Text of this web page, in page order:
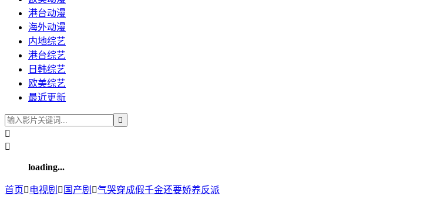
港台动漫
海外动漫
内地综艺
港台综艺
日韩综艺
欧美综艺
最近更新



loading...
首页 电视剧  国产剧 气哭穿成假千金还要娇养反派